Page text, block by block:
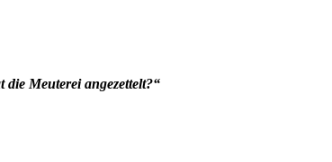
Meuterei angezettelt?“